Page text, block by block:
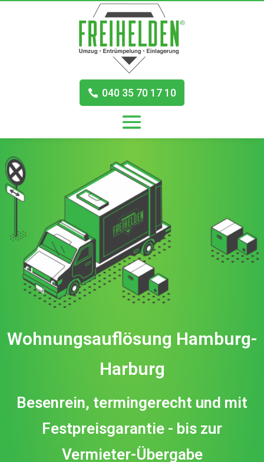
040 35 70 17 10
Wohnungsauflösung Hamburg-
Harburg
Besenrein, termingerecht und mit
Festpreisgarantie - bis zur
Vermieter-Übergabe